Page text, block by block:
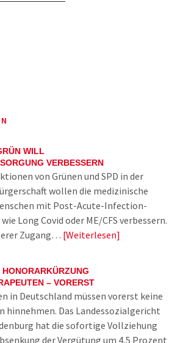
WILL
VERBESSERN
von Grünen und SPD in der
wollen die medizinische
mit Post-Acute-Infection-
Long Covid oder ME/CFS verbessern.
Zugang… Weiterlesen
– VORERST
in Deutschland müssen vorerst keine
hinnehmen. Das Landessozialgericht
hat die sofortige Vollziehung
der Vergütung um 4,5 Prozent